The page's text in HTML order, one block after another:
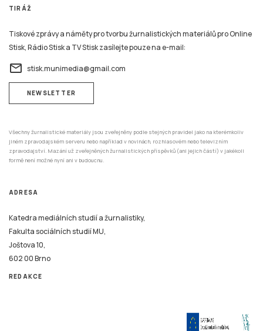
TIRÁŽ
Tiskové zprávy a náměty pro tvorbu žurnalistických materiálů pro Online
Stisk, Rádio Stisk a TV Stisk zasílejte pouze na e-mail:
email stisk.munimedia@gmail.com
NEWSLETTER
Všechny žurnalistické materiály jsou zveřejněny podle stejných pravidel jako na kterémkoliv
jiném zpravodajském serveru nebo například v novinách, rozhlasovém nebo televizním
zpravodajství. Mazání už zveřejněných žurnalistických příspěvků (ani jejich částí) v jakékoli
formě není možné nyní ani v budoucnu.
ADRESA
Katedra mediálních studií a žurnalistiky,
Fakulta sociálních studií MU,
Joštova 10,
602 00 Brno
REDAKCE